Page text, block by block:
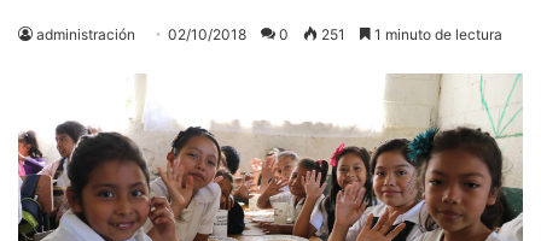
administración 02/10/2018 0 251 1 minuto de lectura